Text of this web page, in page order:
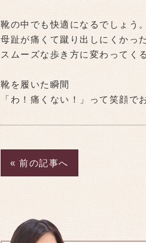
靴の中でも快適になるでしょう。
母趾が痛くて蹴り出しにくかっ
スムーズな歩き方に変わってく
靴を履いた瞬間
「わ！痛くない！」って笑顔で
« 前の記事へ